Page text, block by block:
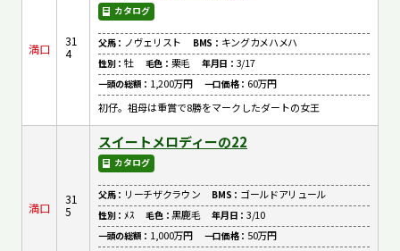
満口
31
4
カタログ
父馬： ノヴェリスト BMS： キングカメハメハ
性別：牡 毛色： 栗毛 年月日： 3/17
一頭の総額： 1,200万円 一口価格： 60万円
初仔。祖母は重賞で8勝をマークしたダートの女王
満口
31
5
スイートメロディーの22
カタログ
父馬： リーチザクラウン BMS： ゴールドアリュール
性別：ﾒｽ 毛色：黒鹿毛 年月日：3/10
一頭の総額： 1,000万円 一口価格： 50万円